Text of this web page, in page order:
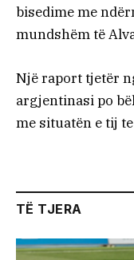
bisedime me
mundshëm të
Një raport tjetër
argjentinasi po
me situatën e tij
TË TJERA